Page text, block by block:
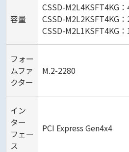
容量
CSSD-M2L4KSFT4KG
CSSD-M2L2KSFT4KG
CSSD-M2L1KSFT4KG
フォー
ムファ
クター
M.2-2280
イン
ター
フェー
ス
PCI Express Gen4x4